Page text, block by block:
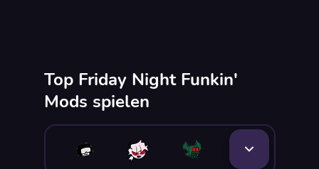
Top Friday Night Funkin'
Mods spielen